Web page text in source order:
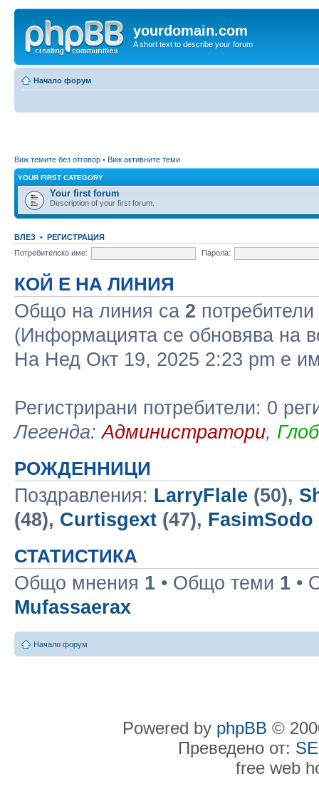
yourdomain.com
A short text to describe your forum
Начало форум
Виж темите без отговор • Виж активните теми
YOUR FIRST CATEGORY
Your first forum
Description of your first forum.
ВЛЕЗ • РЕГИСТРАЦИЯ
Потребителско име:
Парола:
КОЙ Е НА ЛИНИЯ
Общо на линия са 2
(Информацията се обновява на
На Нед Окт 19, 2025 2:23 pm е
Регистрирани потребители: 0
Легенда:Администратори,
РОЖДЕННИЦИ
Поздравления: LarryFlale (50),
(48), Curtisgext (47), FasimSodo
СТАТИСТИКА
Общо мнения 1 • Общо теми 1 •
Mufassaerax
Начало форум
Powered by phpBB ©
Преведено от:
free web